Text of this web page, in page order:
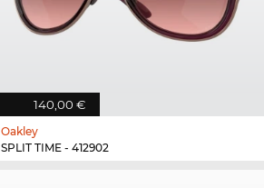
140,00 €
Oakley
SPLIT TIME - 412902